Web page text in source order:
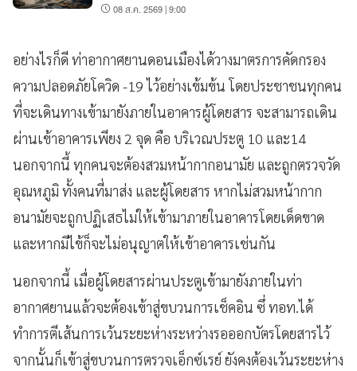
08 ส.ค. 2569 | 9:00
อย่างไรก็ดี ท่าอากาศยานดอนเมืองได้วางมาตรการคัดกรอง
ความปลอดภัยโควิด -19 ไว้อย่างเข้มข้น โดยประชาชนทุกคน
ที่จะเดินทางเข้ามายังภายในอาคารผู้โดยสาร จะสามารถเดิน
ผ่านเข้าอาคารเพียง 2 จุด คือ บริเวณประตู 10 และ14
นอกจากนี้ ทุกคนจะต้องสวมหน้ากากอนามัย และถูกตรวจวัด
อุณหภูมิ ทั้งคนที่มาส่ง และผู้โดยสาร หากไม่สวมหน้ากาก
อนามัยจะถูกปฏิเสธไม่ให้เข้ามาภายในอาคารโดยเด็ดขาด
และหากมีไข้ก็จะไม่อนุญาตให้เข้าอาคารเช่นกัน
นอกจากนี้ เมื่อผู้โดยสารผ่านประตูเข้ามายังภายในท่า
อากาศยานแล้วจะต้องเข้าสู่ขบวนการเช็คอิน ซึ่ ทอท.ได้
ทำการตีเส้นการเว้นระยะห่างระหว่างรอออกบัตรโดยสารไว้
จากนั้นก็เข้าสู่ขบวนการตรวจเอ็กซ์เรย์ ยังคงต้องเว้นระยะห่าง